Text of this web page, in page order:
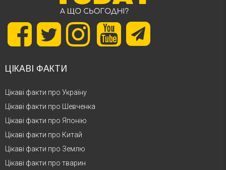
ЦІКАВІ ФАКТИ
Цікаві факти про Україну
Цікаві факти про Шевченка
Цікаві факти про Японію
Цікаві факти про Китай
Цікаві факти про Землю
Цікаві факти про тварин